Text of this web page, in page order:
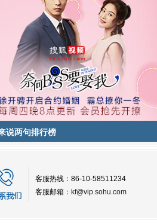
说两句排行榜
客服热线：86-10-58511234
客服邮箱： kf@vip.sohu.com